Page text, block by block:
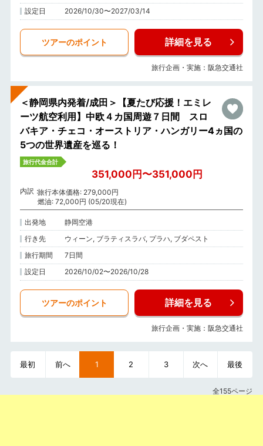
設定日
2026/10/30〜2027/03/14
ツアーのポイント 詳細を見る
旅行企画・実施：阪急交通社
＜静岡県内発着/成田＞【夏たび応援！エミレ
ーツ航空利用】中欧４カ国周遊７日間 スロ
バキア・チェコ・オーストリア・ハンガリー4ヵ国の
5つの世界遺産を巡る！
旅行代金合計
351,000円〜351,000円
内訳 旅行本体価格: 279,000円
燃油: 72,000円 (05/20現在)
出発地
静岡空港
行き先
ウィーン, ブラティスラバ, プラハ, ブダペスト
旅行期間
7日間
設定日
2026/10/02〜2026/10/28
ツアーのポイント 詳細を見る
旅行企画・実施：阪急交通社
最初 前へ 1 2 3 次へ 最後
全155ページ